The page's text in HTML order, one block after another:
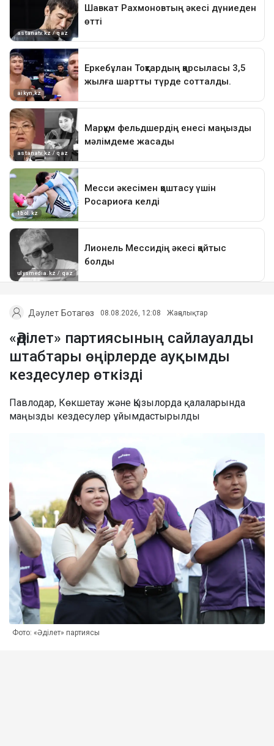
Дәулет Ботагөз 08.08.2026, 12:08 Жаңалықтар
«Әділет» партиясының сайлауалды
штабтары өңірлерде ауқымды
кездесулер өткізді
Павлодар, Көкшетау және Қызылорда қалаларында
маңызды кездесулер ұйымдастырылды
Фото: «Әділет» партиясы